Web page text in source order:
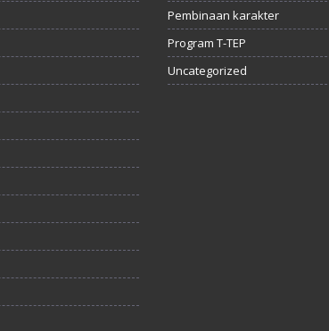
Pembinaan karakter
Program T-TEP
Uncategorized